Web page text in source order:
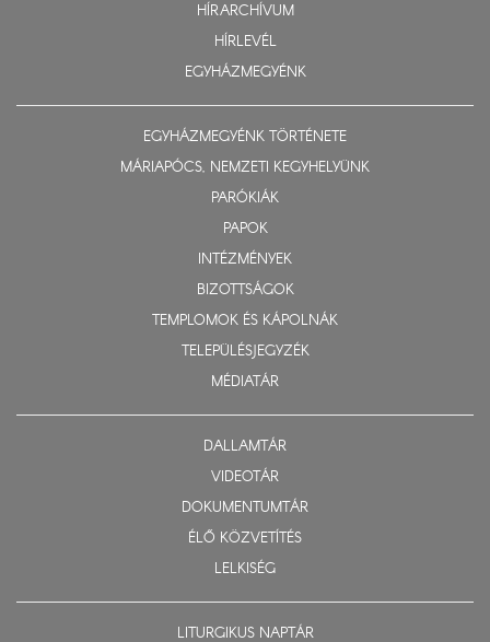
HÍRARCHÍVUM
HÍRLEVÉL
EGYHÁZMEGYÉNK
EGYHÁZMEGYÉNK TÖRTÉNETE
MÁRIAPÓCS, NEMZETI KEGYHELYÜNK
PARÓKIÁK
PAPOK
INTÉZMÉNYEK
BIZOTTSÁGOK
TEMPLOMOK ÉS KÁPOLNÁK
TELEPÜLÉSJEGYZÉK
MÉDIATÁR
DALLAMTÁR
VIDEOTÁR
DOKUMENTUMTÁR
ÉLŐ KÖZVETÍTÉS
LELKISÉG
LITURGIKUS NAPTÁR